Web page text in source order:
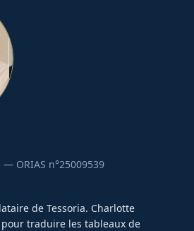
— ORIAS n°25009539
de Tessoria. Charlotte
traduire les tableaux de